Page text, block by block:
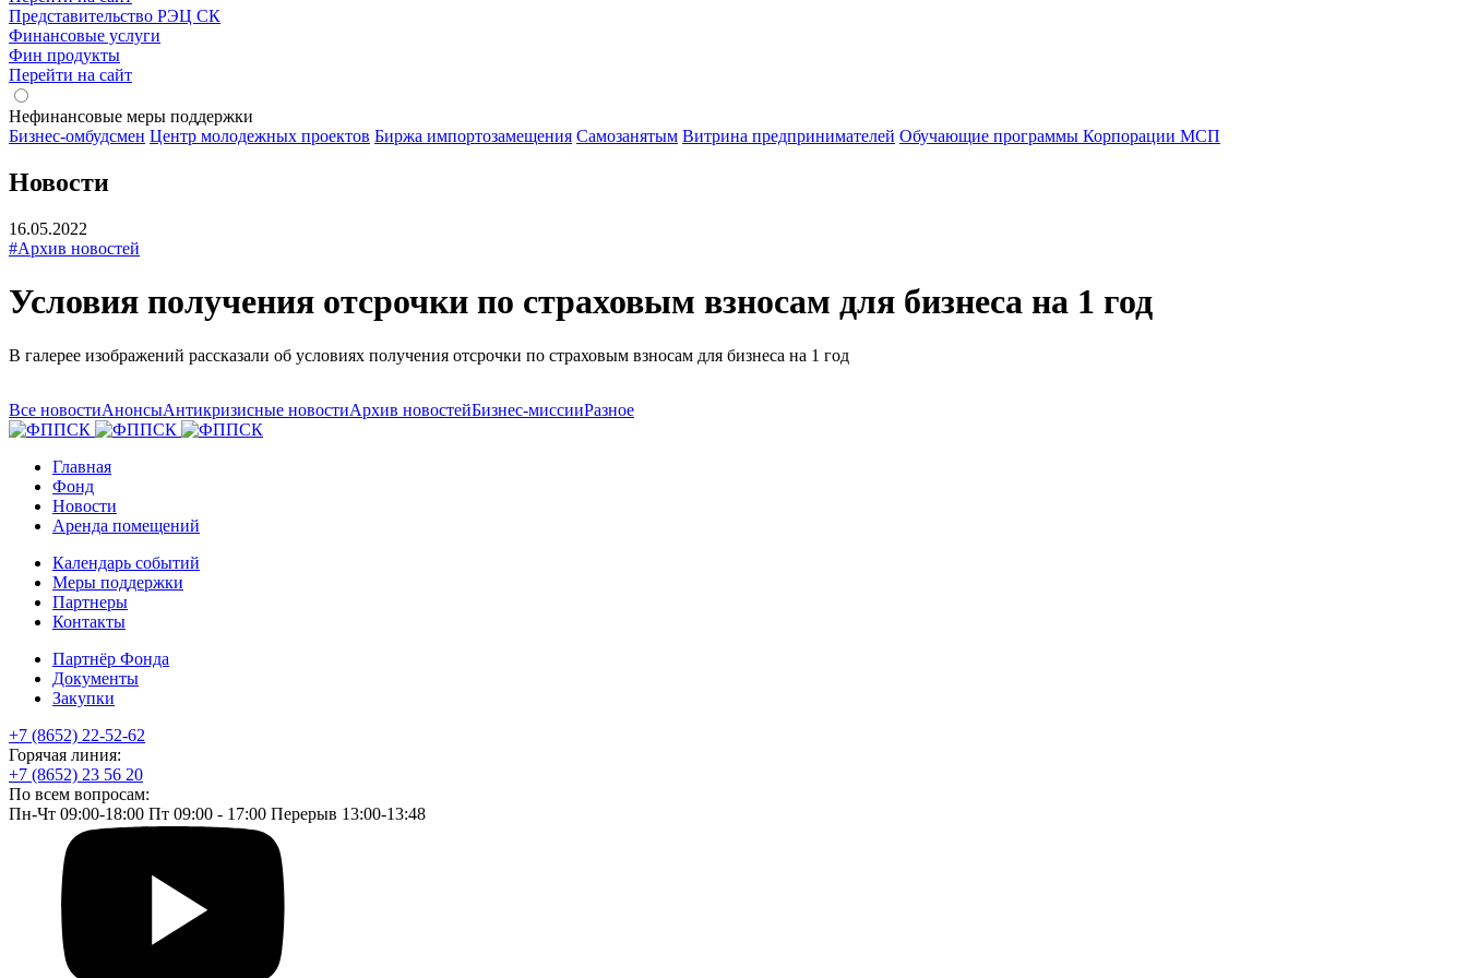
Представительство РЭЦ СК
Финансовые услуги
Фин продукты
Перейти на сайт
Нефинансовые меры поддержки
Бизнес-омбудсмен Центр молодежных проектов Биржа импортозамещения Cамозанятым Витрина предпринимателей Обучающие программы Корпорации МСП
Новости
16.05.2022
#Архив новостей
Условия получения отсрочки по страховым взносам для бизнеса на 1 год
В галерее изображений рассказали об условиях получения отсрочки по страховым взносам для бизнеса на 1 год
Все новостиАнонсыАнтикризисные новостиАрхив новостейБизнес-миссииРазное
Главная
Фонд
Новости
Аренда помещений
Календарь событий
Меры поддержки
Партнеры
Контакты
Партнёр Фонда
Документы
Закупки
+7 (8652) 22-52-62
Горячая линия:
+7 (8652) 23 56 20
По всем вопросам:
Пн-Чт 09:00-18:00 Пт 09:00 - 17:00 Перерыв 13:00-13:48